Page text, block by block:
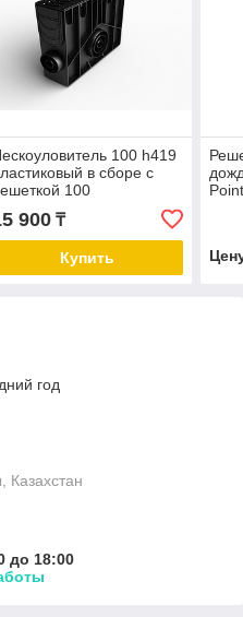
100 h419
в сборе с
100
пластиковая Волна
900₸
Купить
год
Казахстан
до 18:00